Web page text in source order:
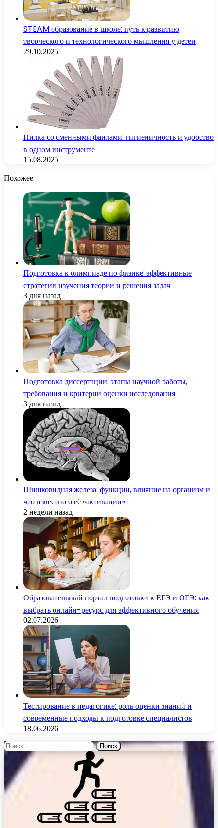
STEAM образование в школе: путь к развитию
творческого и технологического мышления у детей
29.10.2025
Пилка со сменными файлами: гигиеничность и удобство
в одном инструменте
15.08.2025
Похожее
Подготовка к олимпиаде по физике: эффективные
стратегии изучения теории и решения задач
3 дня назад
Подготовка диссертации: этапы научной работы,
требования и критерии оценки исследования
3 дня назад
Шишковидная железа: функции, влияние на организм и
что известно о её «активации»
2 недели назад
Образовательный портал подготовки к ЕГЭ и ОГЭ: как
выбрать онлайн-ресурс для эффективного обучения
02.07.2026
Тестирование в педагогике: роль оценки знаний и
современные подходы к подготовке специалистов
18.06.2026
Найти: